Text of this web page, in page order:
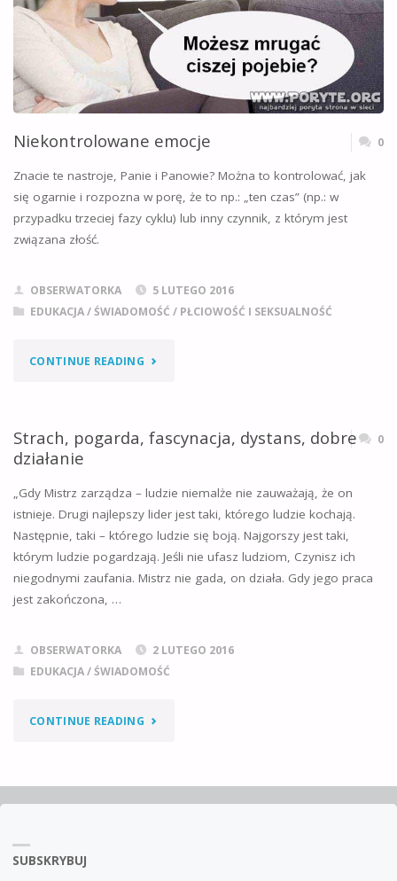
Niekontrolowane emocje 0
Znacie te nastroje, Panie i Panowie? Można to kontrolować, jak
się ogarnie i rozpozna w porę, że to np.: „ten czas” (np.: w
przypadku trzeciej fazy cyklu) lub inny czynnik, z którym jest
związana złość.
OBSERWATORKA
5 LUTEGO 2016
EDUKACJA / ŚWIADOMOŚĆ / PŁCIOWOŚĆ I SEKSUALNOŚĆ
CONTINUE READING"NIEKONTROLOWANE
Strach, pogarda, fascynacja, dystans, dobre
działanie
0
„Gdy Mistrz zarządza – ludzie niemalże nie zauważają, że on
istnieje. Drugi najlepszy lider jest taki, którego ludzie kochają.
Następnie, taki – którego ludzie się boją. Najgorszy jest taki,
którym ludzie pogardzają. Jeśli nie ufasz ludziom, Czynisz ich
niegodnymi zaufania. Mistrz nie gada, on działa. Gdy jego praca
jest zakończona, …
OBSERWATORKA
2 LUTEGO 2016
EDUKACJA / ŚWIADOMOŚĆ
CONTINUE READING"STRACH,
FASCYNACJA,
SUBSKRYBUJ